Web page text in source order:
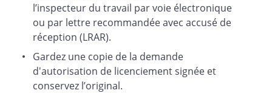
l’inspecteur du travail par voie électronique
ou par lettre recommandée avec accusé de
réception (LRAR).
Gardez une copie de la demande
d'autorisation de licenciement signée et
conservez l’original.